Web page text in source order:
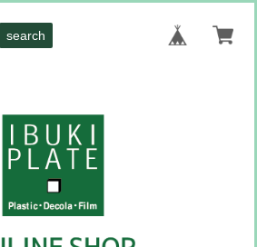
search